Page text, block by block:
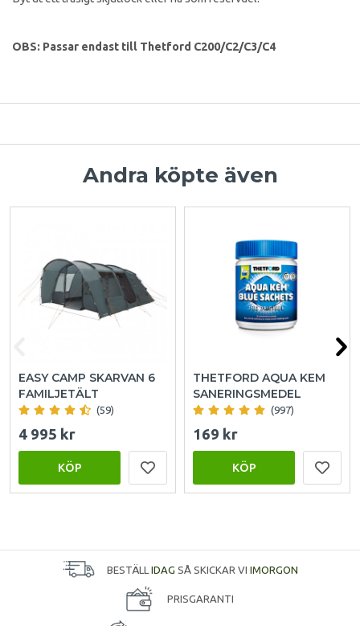
OBS: Passar endast till Thetford C200/C2/C3/C4
Andra köpte även
EASY CAMP SKARVAN 6
FAMILJETÄLT
(59)
4 995 kr
KÖP
THETFORD AQUA KEM
SANERINGSMEDEL
(997)
169 kr
KÖP
BESTÄLL IDAG SÅ SKICKAR VI IMORGON
PRISGARANTI